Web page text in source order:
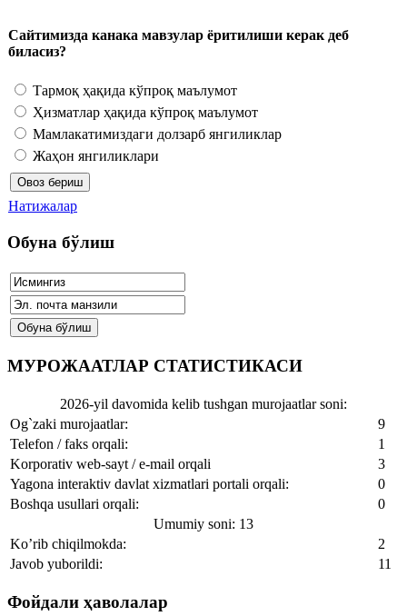
Сайтимизда канака мавзулар ёритилиши керак деб
биласиз?
Тармоқ ҳақида кўпроқ маълумот
Ҳизматлар ҳақида кўпроқ маълумот
Мамлакатимиздаги долзарб янгиликлар
Жаҳон янгиликлари
Натижалар
Обуна бўлиш
МУРОЖААТЛАР СТАТИСТИКАСИ
2026-yil davomida kelib tushgan murojaatlar soni:
Og`zaki murojaatlar:
9
Telefon / faks orqali:
1
Korporativ web-sayt / e-mail orqali
3
Yagona interaktiv davlat xizmatlari portali orqali:
0
Boshqa usullari orqali:
0
Umumiy soni: 13
Ko’rib chiqilmokda:
2
Javob yuborildi:
11
Фойдали ҳаволалар